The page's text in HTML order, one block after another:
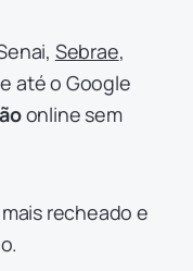
Sebrae,
até o Google
online sem
recheado e